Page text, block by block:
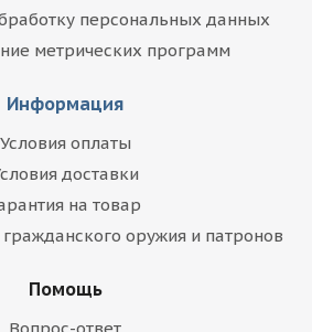
персональных данных
метрических программ
Информация
Условия оплаты
доставки
на товар
оружия и патронов
Помощь